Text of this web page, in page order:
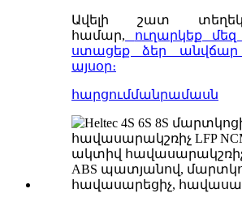
Ավելի շատ
համար,
ուղարկեք
ստացեք ձեր անվճար
այսօր։
հարցումմանրամասն